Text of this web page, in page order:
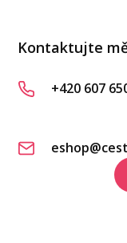
Kontaktujte
+420 607